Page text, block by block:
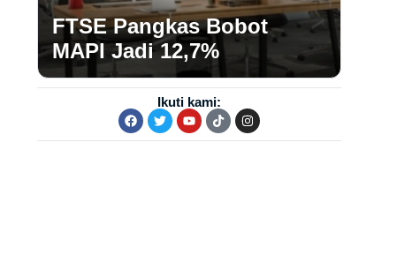
FTSE Pangkas Bobot
MAPI Jadi 12,7%
Ikuti kami: